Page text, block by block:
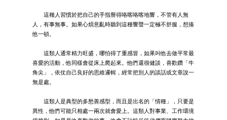
這種人習慣於把自己的手指掰得咯喀咯喀地響，不管有人無
人，有事無事。如果心煩意亂時聽到這種響聲一定極不舒服，想揍
他一頓。
這類人通常精力旺盛，哪怕得了重感冒，如果叫他去做平常最
喜愛的活動，他同樣會從床上爬起來。他們還很健談，喜歡鑽「牛
角尖」，依仗自己良好的思維邏輯，經常把別人的談話或文章說一
無是處。
這類人是典型的多愁善感型，而且是出名的「情種」，只要是
異性，他們可能只相處一兩次就會愛上。這類人對事業、工作環境